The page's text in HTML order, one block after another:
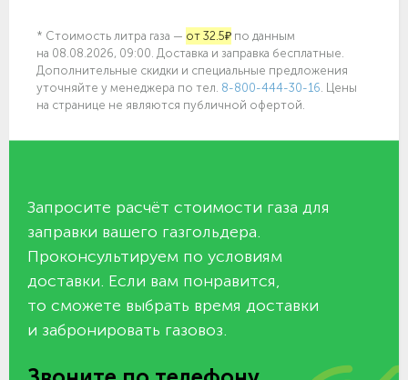
* Стоимость литра газа — от 32.5₽ по данным
на 08.08.2026, 09:00. Доставка и заправка бесплатные.
Дополнительные скидки и специальные предложения
уточняйте у менеджера по тел. 8-800-444-30-16 . Цены
на странице не являются публичной офертой.
Запросите расчёт стоимости газа для
заправки вашего газгольдера.
Проконсультируем по условиям
доставки. Если вам понравится,
то сможете выбрать время доставки
и забронировать газовоз.